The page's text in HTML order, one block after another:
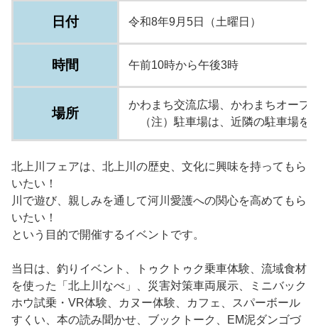
日付 令和8年9月5日（土曜日）
時間 午前10時から午後3時
場所
かわまち交流広場、かわまちオープ
（注）駐車場は、近隣の駐車場を
北上川フェアは、北上川の歴史、文化に興味を持ってもら
いたい！
川で遊び、親しみを通して河川愛護への関心を高めてもら
いたい！
という目的で開催するイベントです。
当日は、釣りイベント、トゥクトゥク乗車体験、流域食材
を使った「北上川なべ」、災害対策車両展示、ミニバック
ホウ試乗・VR体験、カヌー体験、カフェ、スパーボール
すくい、本の読み聞かせ、ブックトーク、EM泥ダンゴづ